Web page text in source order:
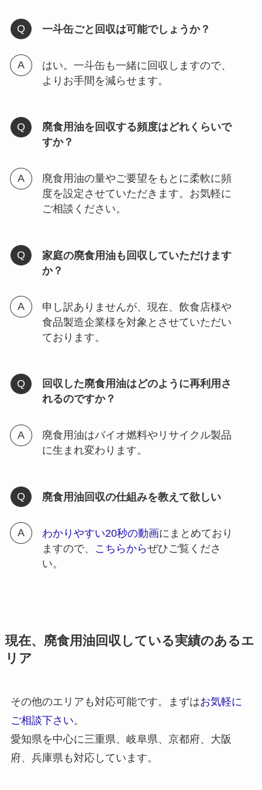
一斗缶ごと回収は可能でしょうか？
はい。一斗缶も一緒に回収しますので、
よりお手間を減らせます。
廃食用油を回収する頻度はどれくらいで
すか？
廃食用油の量やご要望をもとに柔軟に頻
度を設定させていただきます。お気軽に
ご相談ください。
家庭の廃食用油も回収していただけます
か？
申し訳ありませんが、現在、飲食店様や
食品製造企業様を対象とさせていただい
ております。
回収した廃食用油はどのように再利用さ
れるのですか？
廃食用油はバイオ燃料やリサイクル製品
に生まれ変わります。
廃食用油回収の仕組みを教えて欲しい
わかりやすい20秒の動画にまとめており
ますので、
こちらからぜひご覧くださ
い。
現在、廃食用油回収している実績のあるエ
リア
その他のエリアも対応可能です。まずはお気軽に
ご相談下さい。
愛知県を中心に三重県、岐阜県、京都府、大阪
府、兵庫県も対応しています。